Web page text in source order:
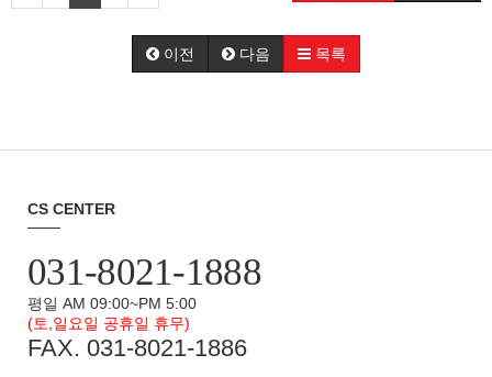
이전 다음 목록
CS CENTER
031-8021-1888
평일 AM 09:00~PM 5:00
(토,일요일 공휴일 휴무)
FAX. 031-8021-1886